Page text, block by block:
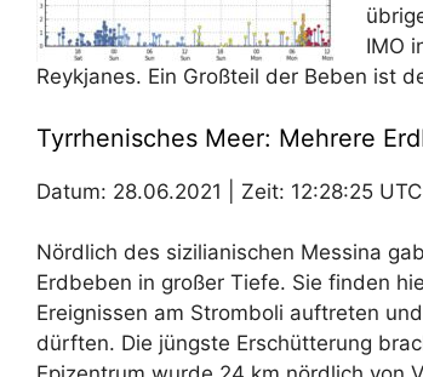
IMO
Reykjanes. Ein Großteil der Beben ist
Tyrrhenisches Meer: Mehrere
Datum: 28.06.2021 | Zeit: 12:28:25
Nördlich des sizilianischen Messina
Erdbeben in großer Tiefe. Sie finden
Ereignissen am Stromboli auftreten
dürften. Die jüngste Erschütterung